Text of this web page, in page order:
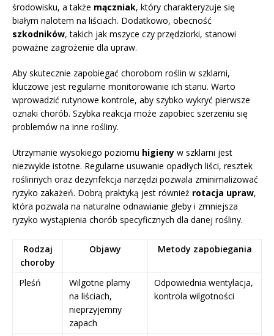
środowisku, a także mączniak, który charakteryzuje się
białym nalotem na liściach. Dodatkowo, obecność
szkodników, takich jak mszyce czy przędziorki, stanowi
poważne zagrożenie dla upraw.
Aby skutecznie zapobiegać chorobom roślin w szklarni,
kluczowe jest regularne monitorowanie ich stanu. Warto
wprowadzić rutynowe kontrole, aby szybko wykryć pierwsze
oznaki chorób. Szybka reakcja może zapobiec szerzeniu się
problemów na inne rośliny.
Utrzymanie wysokiego poziomu higieny w szklarni jest
niezwykle istotne. Regularne usuwanie opadłych liści, resztek
roślinnych oraz dezynfekcja narzędzi pozwala zminimalizować
ryzyko zakażeń. Dobrą praktyką jest również rotacja upraw,
która pozwala na naturalne odnawianie gleby i zmniejsza
ryzyko wystąpienia chorób specyficznych dla danej rośliny.
Rodzaj
choroby
Objawy Metody zapobiegania
Pleśń
Wilgotne plamy
na liściach,
nieprzyjemny
zapach
Odpowiednia wentylacja,
kontrola wilgotności